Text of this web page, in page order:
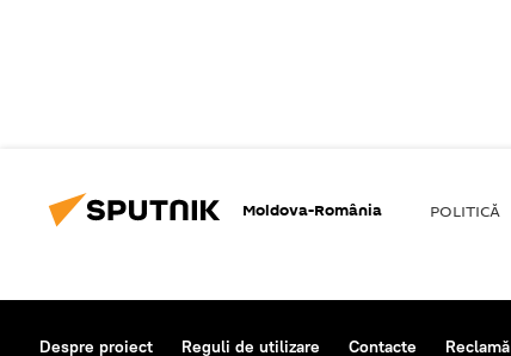
Moldova-România POLITICĂ
Despre proiect Reguli de utilizare Contacte Reclamă